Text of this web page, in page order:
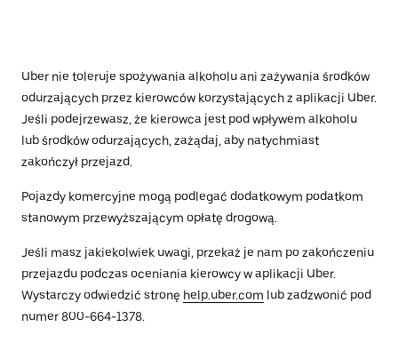
Uber nie toleruje spożywania alkoholu ani zażywania środków
odurzających przez kierowców korzystających z aplikacji Uber.
Jeśli podejrzewasz, że kierowca jest pod wpływem alkoholu
lub środków odurzających, zażądaj, aby natychmiast
zakończył przejazd.
Pojazdy komercyjne mogą podlegać dodatkowym podatkom
stanowym przewyższającym opłatę drogową.
Jeśli masz jakiekolwiek uwagi, przekaż je nam po zakończeniu
przejazdu podczas oceniania kierowcy w aplikacji Uber.
Wystarczy odwiedzić stronę help.uber.com lub zadzwonić pod
numer 800-664-1378.